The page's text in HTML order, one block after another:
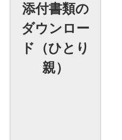
添付書類の
ダウンロー
ド（ひとり
親）